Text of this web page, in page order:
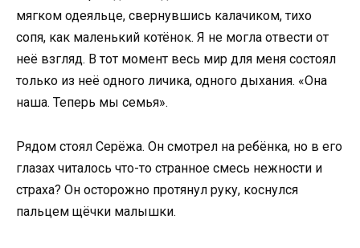
мягком одеяльце, свернувшись калачиком, тихо
сопя, как маленький котёнок. Я не могла отвести от
неё взгляд. В тот момент весь мир для меня состоял
только из неё одного личика, одного дыхания. «Она
наша. Теперь мы семья».
Рядом стоял Серёжа. Он смотрел на ребёнка, но в его
глазах читалось что-то странное смесь нежности и
страха? Он осторожно протянул руку, коснулся
пальцем щёчки малышки.